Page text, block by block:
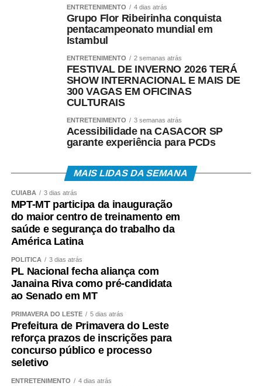
ENTRETENIMENTO 4 dias atrás
Grupo Flor Ribeirinha conquista
pentacampeonato mundial em
Istambul
ENTRETENIMENTO 2 semanas atrás
FESTIVAL DE INVERNO 2026 TERÁ
SHOW INTERNACIONAL E MAIS DE
300 VAGAS EM OFICINAS
CULTURAIS
ENTRETENIMENTO 3 semanas atrás
Acessibilidade na CASACOR SP
garante experiência para PCDs
MAIS LIDAS DA SEMANA
CUIABÁ 3 dias atrás
MPT-MT participa da inauguração
do maior centro de treinamento em
saúde e segurança do trabalho da
América Latina
POLÍTICA 3 dias atrás
PL Nacional fecha aliança com
Janaina Riva como pré-candidata
ao Senado em MT
PRIMAVERA DO LESTE 5 dias atrás
Prefeitura de Primavera do Leste
reforça prazos de inscrições para
concurso público e processo
seletivo
ENTRETENIMENTO 4 dias atrás